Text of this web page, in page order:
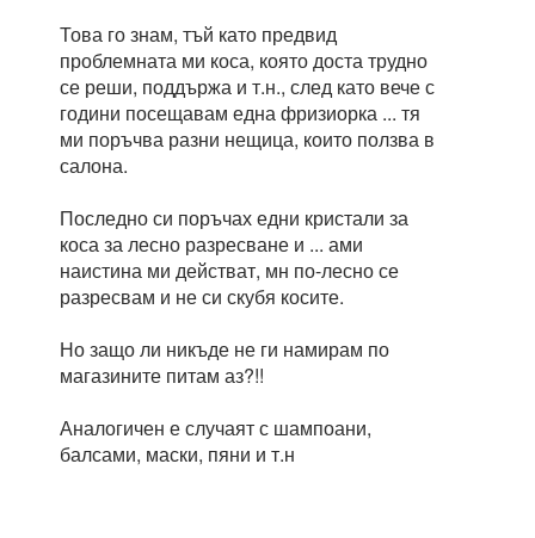
Това го знам, тъй като предвид
проблемната ми коса, която доста трудно
се реши, поддържа и т.н., след като вече с
години посещавам една фризиорка ... тя
ми поръчва разни нещица, които ползва в
салона.
Последно си поръчах едни кристали за
коса за лесно разресване и ... ами
наистина ми действат, мн по-лесно се
разресвам и не си скубя косите.
Но защо ли никъде не ги намирам по
магазините питам аз?!!
Аналогичен е случаят с шампоани,
балсами, маски, пяни и т.н